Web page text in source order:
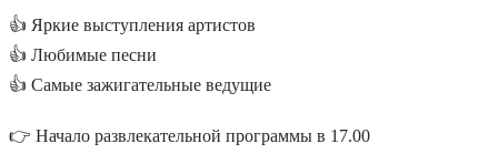
👍 Яркие выступления артистов
👍 Любимые песни
👍 Самые зажигательные ведущие
👉 Начало развлекательной программы в 17.00